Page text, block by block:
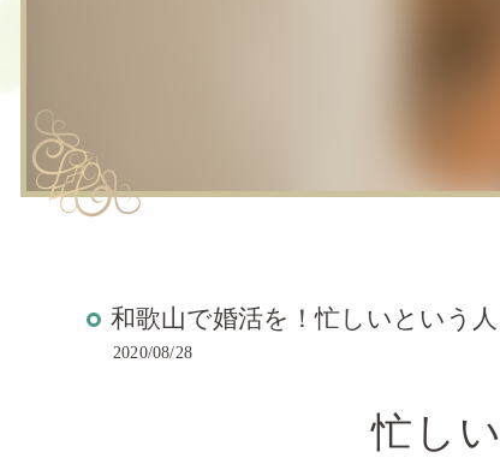
和歌山で婚活を！忙しいという人
2020/08/28
忙し